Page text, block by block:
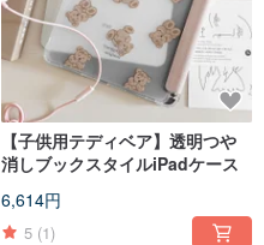
【子供用テディベア】透明つや
消しブックスタイルiPadケース
6,614円
5 (1)